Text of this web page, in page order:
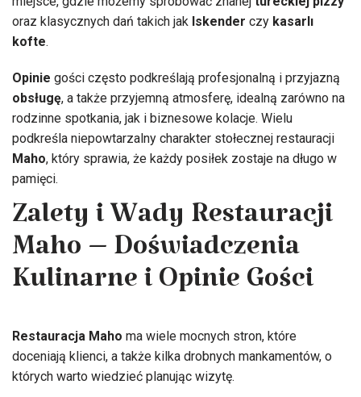
oraz klasycznych dań takich jak Iskender czy kasarlı
kofte.
Opinie gości często podkreślają profesjonalną i przyjazną
obsługę, a także przyjemną atmosferę, idealną zarówno na
rodzinne spotkania, jak i biznesowe kolacje. Wielu
podkreśla niepowtarzalny charakter stołecznej restauracji
Maho, który sprawia, że każdy posiłek zostaje na długo w
pamięci.
Zalety i Wady Restauracji
Maho – Doświadczenia
Kulinarne i Opinie Gości
Restauracja Maho ma wiele mocnych stron, które
doceniają klienci, a także kilka drobnych mankamentów, o
których warto wiedzieć planując wizytę.